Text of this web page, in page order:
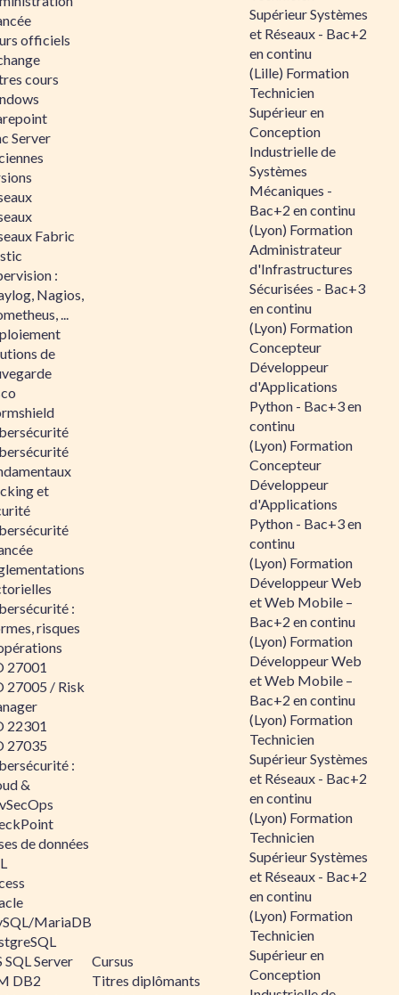
officiels
cours
Server
Fabric
:
Nagios,
...
de
et
:
risques
27001
27005 / Risk
22301
27035
:
&
de données
MariaDB
SQL Server
DB2
Cursus
Titres diplômants
Supérieur Systèmes
et Réseaux - Bac+2
en continu
(Lille) Formation
Technicien
Supérieur en
Conception
Industrielle de
Systèmes
Mécaniques -
Bac+2 en continu
(Lyon) Formation
Administrateur
d'Infrastructures
Sécurisées - Bac+3
en continu
(Lyon) Formation
Concepteur
Développeur
d'Applications
Python - Bac+3 en
continu
(Lyon) Formation
Concepteur
Développeur
d'Applications
Python - Bac+3 en
continu
(Lyon) Formation
Développeur Web
et Web Mobile –
Bac+2 en continu
(Lyon) Formation
Développeur Web
et Web Mobile –
Bac+2 en continu
(Lyon) Formation
Technicien
Supérieur Systèmes
et Réseaux - Bac+2
en continu
(Lyon) Formation
Technicien
Supérieur Systèmes
et Réseaux - Bac+2
en continu
(Lyon) Formation
Technicien
Supérieur en
Conception